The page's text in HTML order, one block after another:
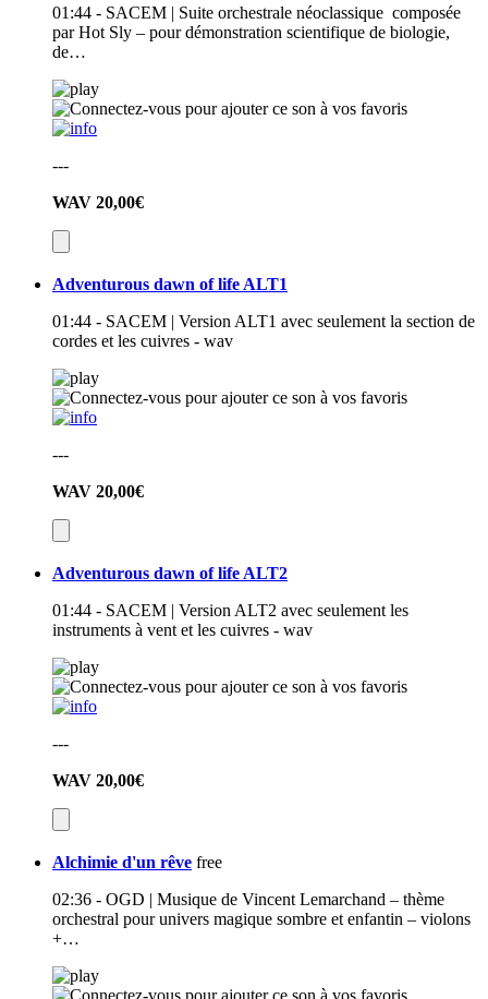
01:44 - SACEM | Suite orchestrale néoclassique composée
par Hot Sly – pour démonstration scientifique de biologie,
de…
---
WAV 20,00€
Adventurous dawn of life ALT1
01:44 - SACEM | Version ALT1 avec seulement la section de
cordes et les cuivres - wav
---
WAV 20,00€
Adventurous dawn of life ALT2
01:44 - SACEM | Version ALT2 avec seulement les
instruments à vent et les cuivres - wav
---
WAV 20,00€
Alchimie d'un rêve free
02:36 - OGD | Musique de Vincent Lemarchand – thème
orchestral pour univers magique sombre et enfantin – violons
+…